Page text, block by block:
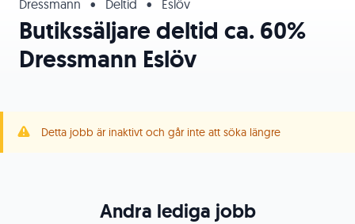
Dressmann • Deltid • Eslöv
Butikssäljare deltid ca. 60%
Dressmann Eslöv
Detta jobb är inaktivt och går inte att söka längre
Andra lediga jobb